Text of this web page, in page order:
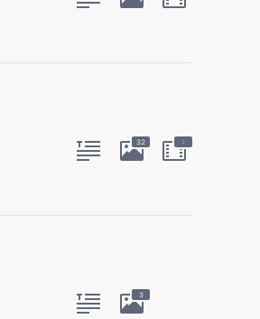
32 :
3